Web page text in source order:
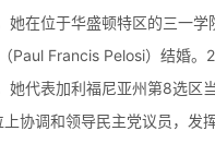
她在位于华盛顿特区的三一
（Paul Francis Pelosi）结婚
她代表加利福尼亚州第8选区
协调和领导民主党议员，发